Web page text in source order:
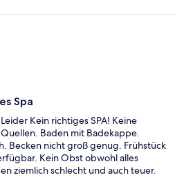
Spa
Kein richtiges SPA! Keine
Baden mit Badekappe.
Becken nicht groß genug. Frühstück
Kein Obst obwohl alles
ziemlich schlecht und auch teuer.
die Villa. Ist zwar sehr teuer aber